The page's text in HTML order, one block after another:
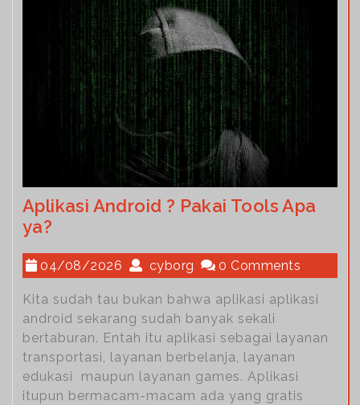
Aplikasi Android ? Pakai Tools Apa
ya?
04/08/2026 cyborg 0 Comments
Kita sudah tau bukan bahwa aplikasi aplikasi
android sekarang sudah banyak sekali
bertaburan. Entah itu aplikasi sebagai layanan
transportasi, layanan berbelanja, layanan
edukasi maupun layanan games. Aplikasi
itupun bermacam-macam ada yang gratis